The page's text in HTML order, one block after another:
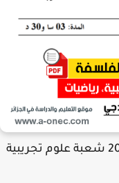
موضوع الفلسفة بكالوريا 2023 شعبة علوم تجريبية